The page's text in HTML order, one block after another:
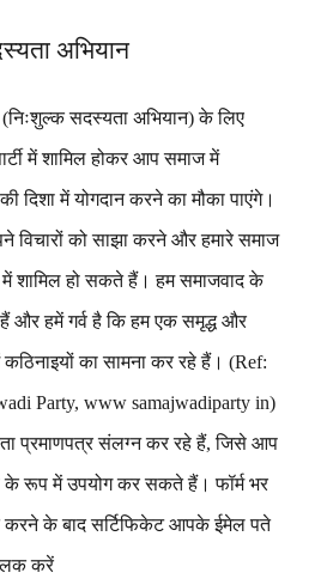
अभियान
(निःशुल्क सदस्यता अभियान) के लिए
में शामिल होकर आप समाज में
दिशा में योगदान करने का मौका पाएंगे।
को साझा करने और हमारे समाज
में शामिल हो सकते हैं। हम समाजवाद के
हैं और हमें गर्व है कि हम एक समृद्ध और
कठिनाइयों का सामना कर रहे हैं। (Ref:
Party, www samajwadiparty in)
प्रमाणपत्र संलग्न कर रहे हैं, जिसे आप
रूप में उपयोग कर सकते हैं। फॉर्म भर
के बाद सर्टिफिकेट आपके ईमेल पते
करें